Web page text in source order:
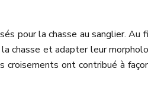
pour la chasse au sanglier. Au
chasse et adapter leur
ont contribué à